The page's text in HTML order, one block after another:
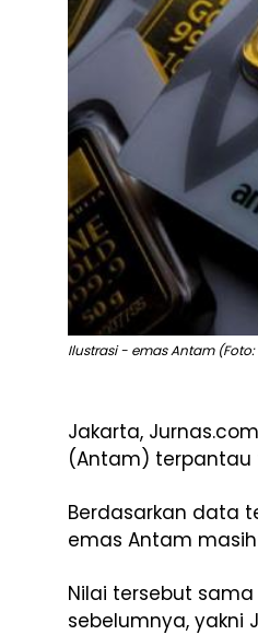
Ilustrasi - emas Antam
Jakarta,
(Antam) terpantau
Berdasarkan data
emas Antam
Nilai tersebut
sebelumnya, yakni